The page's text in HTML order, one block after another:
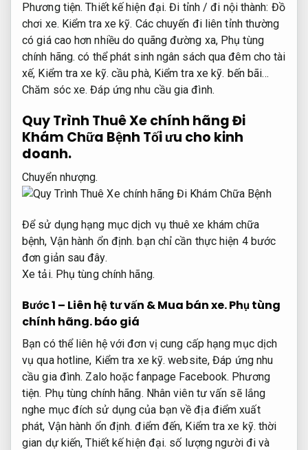
Phương tiện. Thiết kế hiện đại. Đi tỉnh / đi nội thành: Đồ
chơi xe. Kiểm tra xe kỹ. Các chuyến đi liên tỉnh thường
có giá cao hơn nhiều do quãng đường xa, Phụ tùng
chính hãng. có thể phát sinh ngân sách qua đêm cho tài
xế, Kiểm tra xe kỹ. cầu phà, Kiểm tra xe kỹ. bến bãi…
Chăm sóc xe. Đáp ứng nhu cầu gia đình.
Quy Trình Thuê Xe chính hãng Đi
Khám Chữa Bệnh Tối ưu cho kinh
doanh.
Chuyển nhượng.
Để sử dụng hạng mục dịch vụ thuê xe khám chữa
bệnh, Vận hành ổn định. bạn chỉ cần thực hiện 4 bước
đơn giản sau đây.
Xe tải. Phụ tùng chính hãng.
Bước 1 – Liên hệ tư vấn &Mua bán xe.Phụ tùng
chính hãng.báo giá
Bạn có thể liên hệ với đơn vị cung cấp hạng mục dịch
vụ qua hotline, Kiểm tra xe kỹ. website,Đáp ứng nhu
cầu gia đình. Zalo hoặc fanpage Facebook. Phương
tiện. Phụ tùng chính hãng. Nhân viên tư vấn sẽ lắng
nghe mục đích sử dụng của bạn về địa điểm xuất
phát, Vận hành ổn định. điểm đến, Kiểm tra xe kỹ. thời
gian dự kiến,Thiết kế hiện đại. số lượng người đi và